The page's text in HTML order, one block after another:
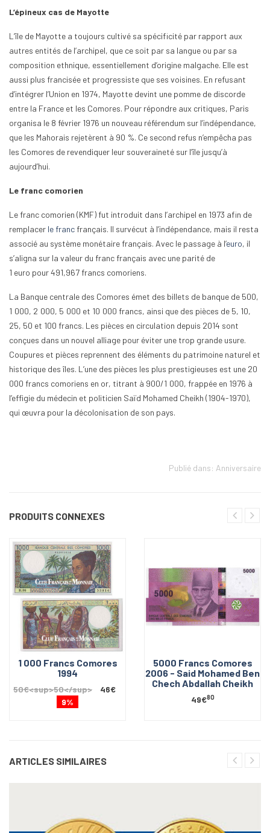
L’épineux cas de Mayotte
L’île de Mayotte a toujours cultivé sa spécificité par rapport aux
autres entités de l’archipel, que ce soit par sa langue ou par sa
composition ethnique, essentiellement d’origine malgache. Elle est
aussi plus francisée et progressiste que ses voisines. En refusant
d’intégrer l’Union en 1974, Mayotte devint une pomme de discorde
entre la France et les Comores. Pour répondre aux critiques, Paris
organisa le 8 février 1976 un nouveau référendum sur l’indépendance,
que les Mahorais rejetèrent à 90 %. Ce second refus n’empêcha pas
les Comores de revendiquer leur souveraineté sur l’île jusqu’à
aujourd’hui.
Le franc comorien
Le franc comorien (KMF) fut introduit dans l’archipel en 1973 afin de
remplacer le franc français. Il survécut à l’indépendance, mais il resta
associé au système monétaire français. Avec le passage à l’euro, il
s’aligna sur la valeur du franc français avec une parité de
1 euro pour 491,967 francs comoriens.
La Banque centrale des Comores émet des billets de banque de 500,
1 000, 2 000, 5 000 et 10 000 francs, ainsi que des pièces de 5, 10,
25, 50 et 100 francs. Les pièces en circulation depuis 2014 sont
conçues dans un nouvel alliage pour éviter une trop grande usure.
Coupures et pièces reprennent des éléments du patrimoine naturel et
historique des îles. L’une des pièces les plus prestigieuses est une 20
000 francs comoriens en or, titrant à 900/1 000, frappée en 1976 à
l’effigie du médecin et politicien Saïd Mohamed Cheikh (1904-1970),
qui œuvra pour la décolonisation de son pays.
Publié dans: Anniversaire
PRODUITS CONNEXES
1 000 Francs Comores
1994
50€<sup>50</sup>
46€
9%
5000 Francs Comores
2006 - Said Mohamed Ben
Chech Abdallah Cheikh
49€80
ARTICLES SIMILAIRES